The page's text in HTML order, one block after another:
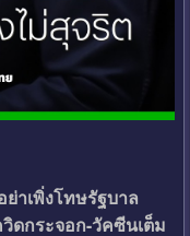
าเพิ่งโทษรัฐบาล
ดกระจอก-วัคซีนเต็ม